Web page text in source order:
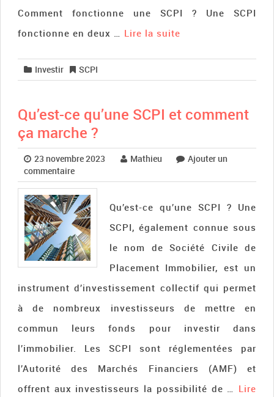
Comment fonctionne une SCPI ? Une SCPI
fonctionne en deux … Lire la suite­­
Investir SCPI
Qu’est-ce qu’une SCPI et comment
ça marche ?
23 novembre 2023 Mathieu
Ajouter un
commentaire
Qu’est-ce qu’une SCPI ? Une
SCPI, également connue sous
le nom de Société Civile de
Placement Immobilier, est un
instrument d’investissement collectif qui permet
à de nombreux investisseurs de mettre en
commun leurs fonds pour investir dans
l’immobilier. Les SCPI sont réglementées par
l’Autorité des Marchés Financiers (AMF) et
offrent aux investisseurs la possibilité de … Lire